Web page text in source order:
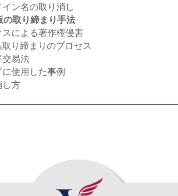
ン名の取り消し
取り締まり手法
による著作権侵害
り締まりのプロセス
易法
使用した事例
方